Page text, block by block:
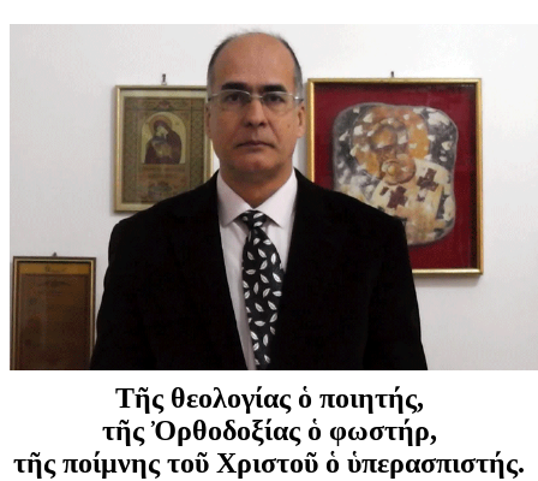
Τῆς θεολογίας ὁ ποιητής,
τῆς Ὀρθοδοξίας ὁ φωστήρ,
τῆς ποίμνης τοῦ Χριστοῦ ὁ ὑπερασπιστής.